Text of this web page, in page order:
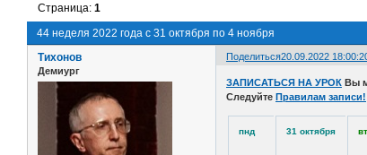
44 неделя 2022 года с 31 октября по 4 ноября
Страница:1
Поделиться20.09.2022
Тихонов
Демиург
ЗАПИСАТЬСЯ НА УРОК Вы
Следуйте Правилам записи!
пнд 31 октября